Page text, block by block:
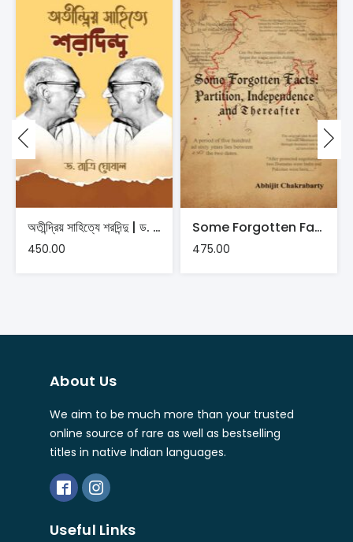
অতীন্দ্রিয় সাহিত্যে শরদিন্দু | ড. রাত্রি ঘোষাল
450.00
Some Forgotten Facts: Partition, Independence and Thereafter | Abhijit Chakrabarty
475.00
About Us
We aim to be much more than your trusted
online source of rare as well as bestselling
titles in native Indian languages.
Useful Links